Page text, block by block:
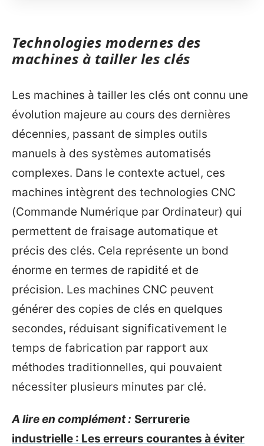
Technologies modernes des
machines à tailler les clés
Les machines à tailler les clés ont connu une
évolution majeure au cours des dernières
décennies, passant de simples outils
manuels à des systèmes automatisés
complexes. Dans le contexte actuel, ces
machines intègrent des technologies CNC
(Commande Numérique par Ordinateur) qui
permettent de fraisage automatique et
précis des clés. Cela représente un bond
énorme en termes de rapidité et de
précision. Les machines CNC peuvent
générer des copies de clés en quelques
secondes, réduisant significativement le
temps de fabrication par rapport aux
méthodes traditionnelles, qui pouvaient
nécessiter plusieurs minutes par clé.
A lire en complément : Serrurerie
industrielle : Les erreurs courantes à éviter